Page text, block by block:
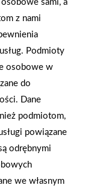
01-12
S.A. dołącza do
Sieć kończy
sami, a
z nami
Podmioty
osobowe w
do
Dane
podmiotom,
powiązane
odrębnymi
we własnym